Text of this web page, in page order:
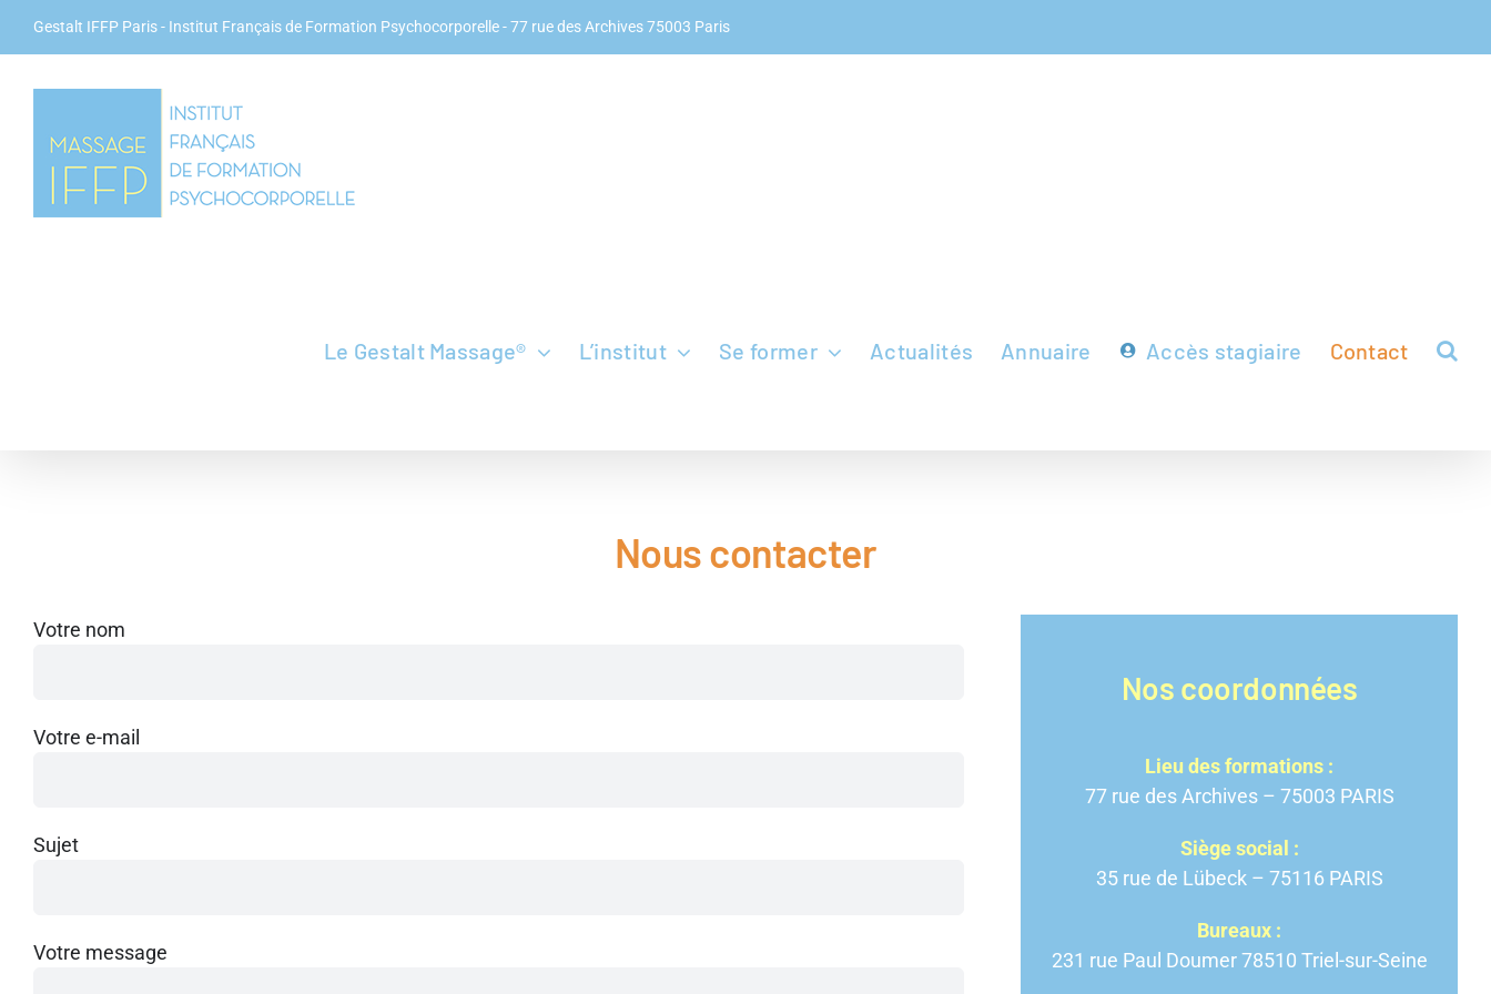
Gestalt IFFP Paris- Institut Français de Formation Psychocorporelle -77 rue des Archives 75003 Paris
Le Gestalt Massage® L’institut Se former Actualités Annuaire Accès stagiaire Contact
Nous contacter
Votre nom
Votre e-mail
Sujet
Votre message
Nos coordonnées
Lieu des formations :
77 rue des Archives – 75003 PARIS
Siège social :
35 rue de Lübeck – 75116 PARIS
Bureaux :
231 rue Paul Doumer 78510 Triel-sur-Seine